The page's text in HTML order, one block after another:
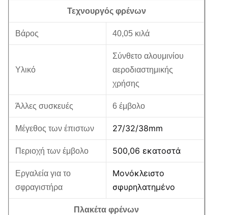
Τεχνουργός φρένων
Βάρος 40,05 κιλά
Υλικό
Σύνθετο αλουμινίου
αεροδιαστημικής
χρήσης
Άλλες συσκευές 6 έμβολο
Μέγεθος των έπιστων 27/32/38mm
Περιοχή των έμβολο 500,06 εκατοστά
Εργαλεία για το
σφραγιστήρα
Μονόκλειστο
σφυρηλατημένο
Πλακέτα φρένων